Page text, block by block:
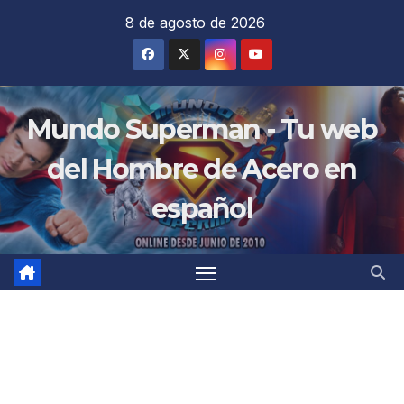
8 de agosto de 2026
Mundo Superman - Tu web
del Hombre de Acero en
español